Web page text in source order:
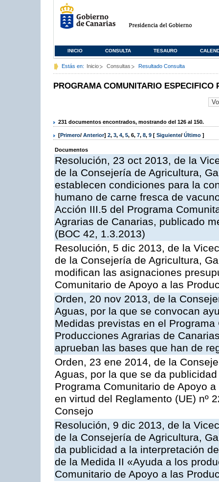
INICIO CONSULTA TESAURO
Estás en: Inicio Consultas Resultado Consulta
PROGRAMA COMUNITARIO ESPECIFICO
231 documentos encontrados, mostrando del 126 al 150.
[Primero/ Anterior] 2, 3, 4, 5, 6, 7, 8, 9 [ Siguiente/ Último ]
Documentos
Resolución, 23 oct 2013, de la
de la Consejería de Agricultura,
establecen condiciones para la
humano de carne fresca de
Acción III.5 del Programa
Agrarias de Canarias, publicado
(BOC 42, 1.3.2013)
Resolución, 5 dic 2013, de la
de la Consejería de Agricultura,
modifican las asignaciones
Comunitario de Apoyo a las
Orden, 20 nov 2013, de la
Aguas, por la que se convocan
Medidas previstas en el
Producciones Agrarias de
aprueban las bases que han de
Orden, 23 ene 2014, de la
Aguas, por la que se da
Programa Comunitario de Apoyo
en virtud del Reglamento (UE) nº
Consejo
Resolución, 9 dic 2013, de la
de la Consejería de Agricultura,
da publicidad a la interpretación
de la Medida II «Ayuda a los
Comunitario de Apoyo a las